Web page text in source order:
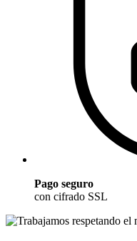
Pago seguro
con cifrado SSL